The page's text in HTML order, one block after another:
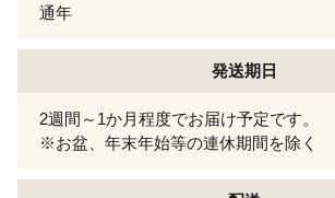
通年
発送期日
2週間～1か月程度でお届け予定です。
※お盆、年末年始等の連休期間を除く